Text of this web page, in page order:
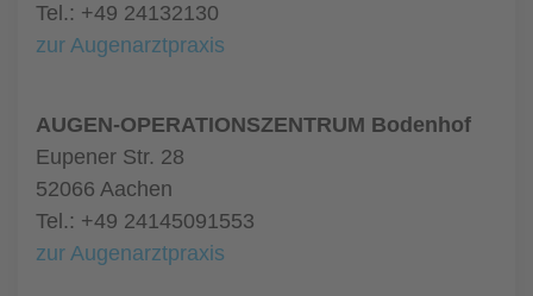
Tel.: +49 24132130
zur Augenarztpraxis
AUGEN-OPERATIONSZENTRUM Bodenhof
Eupener Str. 28
52066 Aachen
Tel.: +49 24145091553
zur Augenarztpraxis